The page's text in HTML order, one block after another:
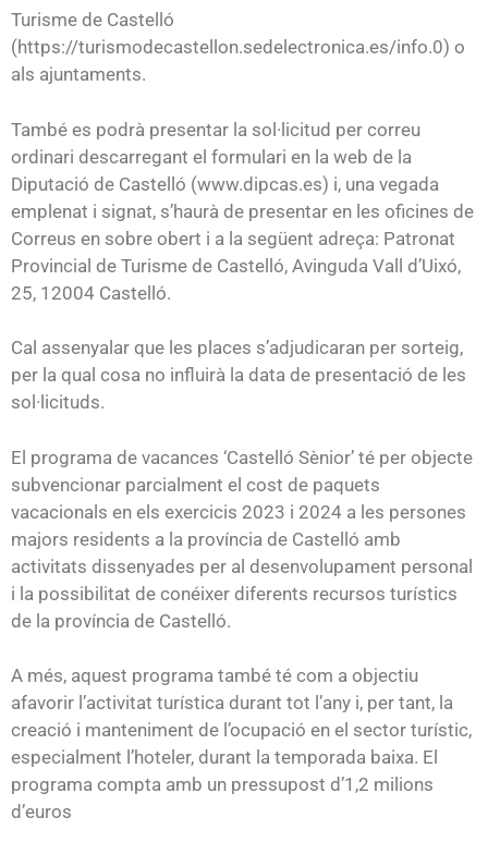
Turisme de Castelló
(https://turismodecastellon.sedelectronica.es/info.0) o
als ajuntaments.
També es podrà presentar la sol·licitud per correu
ordinari descarregant el formulari en la web de la
Diputació de Castelló (www.dipcas.es) i, una vegada
emplenat i signat, s’haurà de presentar en les oficines de
Correus en sobre obert i a la següent adreça: Patronat
Provincial de Turisme de Castelló, Avinguda Vall d’Uixó,
25, 12004 Castelló.
Cal assenyalar que les places s’adjudicaran per sorteig,
per la qual cosa no influirà la data de presentació de les
sol·licituds.
El programa de vacances ‘Castelló Sènior’ té per objecte
subvencionar parcialment el cost de paquets
vacacionals en els exercicis 2023 i 2024 a les persones
majors residents a la província de Castelló amb
activitats dissenyades per al desenvolupament personal
i la possibilitat de conéixer diferents recursos turístics
de la província de Castelló.
A més, aquest programa també té com a objectiu
afavorir l’activitat turística durant tot l’any i, per tant, la
creació i manteniment de l’ocupació en el sector turístic,
especialment l’hoteler, durant la temporada baixa. El
programa compta amb un pressupost d’1,2 milions
d’euros